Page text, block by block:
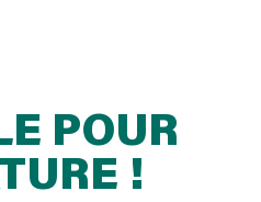
POUR
!